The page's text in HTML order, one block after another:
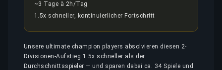
~3 Tage à 2h/Tag
1.5x schneller, kontinuierlicher Fortschritt
Unsere ultimate champion players absolvieren diesen 2-
Divisionen-Aufstieg 1.5x schneller als der
Durchschnittsspieler — und sparen dabei ca. 34 Spiele und